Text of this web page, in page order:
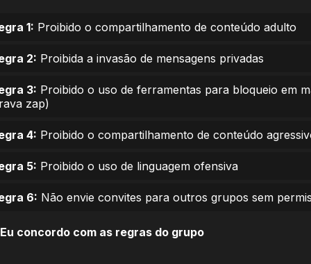
1: Proibido o compartilhamento de conteúdo adulto
2: Proibida a invasão de mensagens privadas
3: Proibido o uso de ferramentas para bloqueio em
zap)
4: Proibido o compartilhamento de conteúdo
5: Proibido o uso de linguagem ofensiva
6: Não envie convites para outros grupos sem
Eu concordo com as regras do grupo